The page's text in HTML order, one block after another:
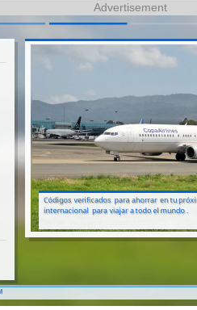
Advertisement